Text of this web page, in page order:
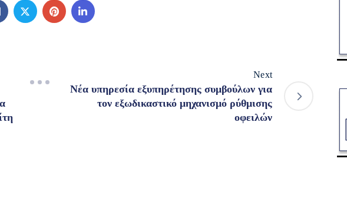
Next
Nέα υπηρεσία εξυπηρέτησης συμβούλων για
τον εξωδικαστικό μηχανισμό ρύθμισης
οφειλών